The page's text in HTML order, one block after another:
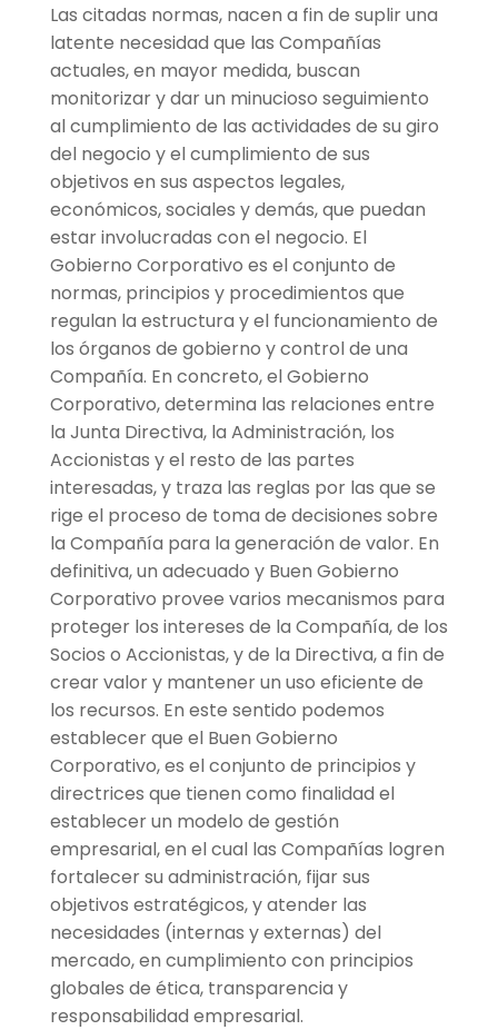
Las citadas normas, nacen a fin de suplir una
latente necesidad que las Compañías
actuales, en mayor medida, buscan
monitorizar y dar un minucioso seguimiento
al cumplimiento de las actividades de su giro
del negocio y el cumplimiento de sus
objetivos en sus aspectos legales,
económicos, sociales y demás, que puedan
estar involucradas con el negocio. El
Gobierno Corporativo es el conjunto de
normas, principios y procedimientos que
regulan la estructura y el funcionamiento de
los órganos de gobierno y control de una
Compañía. En concreto, el Gobierno
Corporativo, determina las relaciones entre
la Junta Directiva, la Administración, los
Accionistas y el resto de las partes
interesadas, y traza las reglas por las que se
rige el proceso de toma de decisiones sobre
la Compañía para la generación de valor. En
definitiva, un adecuado y Buen Gobierno
Corporativo provee varios mecanismos para
proteger los intereses de la Compañía, de los
Socios o Accionistas, y de la Directiva, a fin de
crear valor y mantener un uso eficiente de
los recursos. En este sentido podemos
establecer que el Buen Gobierno
Corporativo, es el conjunto de principios y
directrices que tienen como finalidad el
establecer un modelo de gestión
empresarial, en el cual las Compañías logren
fortalecer su administración, fijar sus
objetivos estratégicos, y atender las
necesidades (internas y externas) del
mercado, en cumplimiento con principios
globales de ética, transparencia y
responsabilidad empresarial.